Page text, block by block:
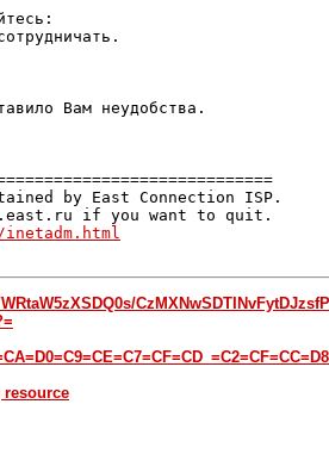
Вам неудобства.
by East Connection ISP.
if you want to quit.